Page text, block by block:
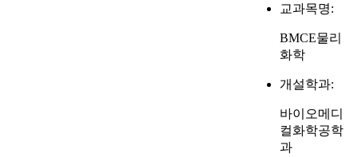
교과목명:
BMCE물리
화학
개설학과:
바이오메디
컬화학공학
과